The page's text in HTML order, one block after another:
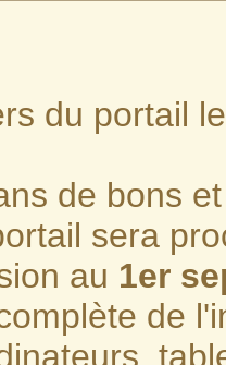
du portail
de bons
sera
au 1er
de